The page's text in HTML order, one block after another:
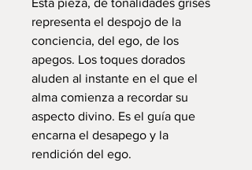
Esta pieza, de tonalidades grises
representa el despojo de la
conciencia, del ego, de los
apegos. Los toques dorados
aluden al instante en el que el
alma comienza a recordar su
aspecto divino. Es el guía que
encarna el desapego y la
rendición del ego.